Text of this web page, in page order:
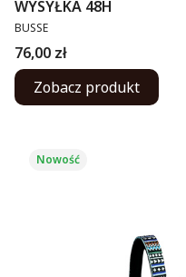
WYSYŁKA 48H
PRODUCENT
BUSSE
Cena
76,00 zł
Zobacz produkt
Nowość